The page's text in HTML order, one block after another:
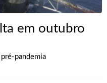
em outubro
pandemia